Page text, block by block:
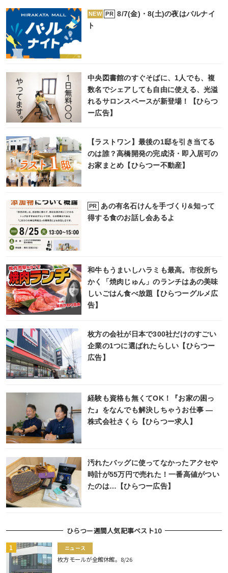
NEW PR
8/7(金)・8(土)の夜はバルナイ
ト
中央図書館のすぐそばに、1人でも、複
数名でシェアしても自由に使える、光溢
れるサロンスペースが新登場！【ひらつ
ー広告】
【ラストワン】最後の1邸を引き当てる
のは誰？高橋開発の完成済・即入居可の
お家まとめ【ひらつー不動産】
PR
あの有名石けんを手づくり&知って
得する食のお話し会あるよ
和牛もうまいしハラミも最高。市役所ち
かく「焼肉じゅん」のランチはあの美味
しいごはん食べ放題【ひらつーグルメ広
告】
枚方の会社が日本で300社だけのすごい
企業の1つに選ばれたらしい【ひらつー
広告】
経験も資格も無くてOK！『お家の困っ
た』をなんでも解決しちゃうお仕事 ―
株式会社さくら【ひらつー求人】
汚れたバッグに使ってなかったアクセや
時計が55万円で売れた！一番高値がつい
たのは…【ひらつー広告】
ひらつー週間人気記事ベスト10
ニュース
枚方モールが全館休館。8/26